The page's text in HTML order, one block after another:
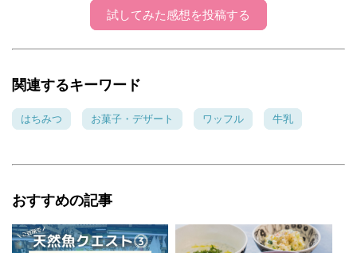
試してみた感想を投稿する
関連するキーワード
はちみつ お菓子・デザート ワッフル 牛乳
おすすめの記事